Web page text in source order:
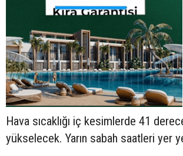
Hava sıcaklığı iç kesimlerde 41
yükselecek. Yarın sabah saatleri yer